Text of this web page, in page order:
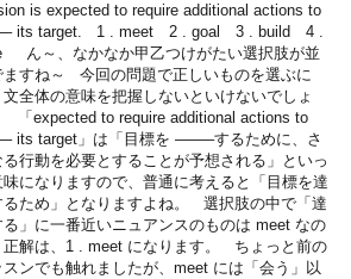
is expected to require additional actions to
its target. 1 . meet 2 . goal 3 . build 4 .
ん～、なかなか甲乙つけがたい選択肢が並
ますね～ 今回の問題で正しいものを選ぶに
文全体の意味を把握しないといけないでしょ
「expected to require additional actions to
its target」は「目標を ——–するために、さ
る行動を必要とすることが予想される」といっ
味になりますので、普通に考えると「目標を達
るため」となりますよね。 選択肢の中で「達
る」に一番近いニュアンスのものは meet なの
正解は、1 . meet になります。 ちょっと前の
スンでも触れましたが、meet には「会う」以